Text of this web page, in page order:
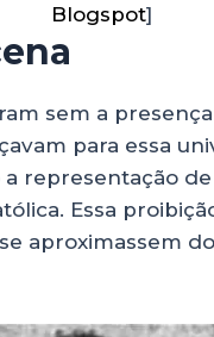
Blogspot]
sem a
para essa
representação
Essa
aproximassem